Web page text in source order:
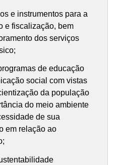
e instrumentos para a
e fiscalização, bem
dos serviços
de educação
social com vistas
da população
do meio ambiente
de sua
em relação ao